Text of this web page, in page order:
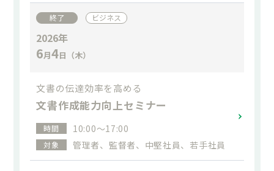
終了 ビジネス
2026年
6月4日（木）
文書の伝達効率を高める
文書作成能力向上セミナー
時間 10:00～17:00
対象 管理者、監督者、中堅社員、若手社員